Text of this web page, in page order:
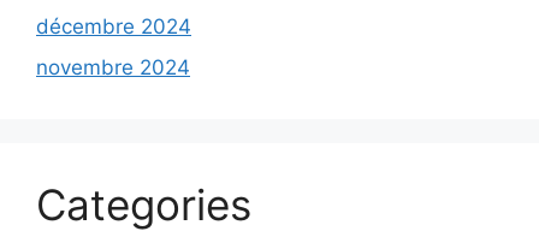
décembre 2024
novembre 2024
Categories